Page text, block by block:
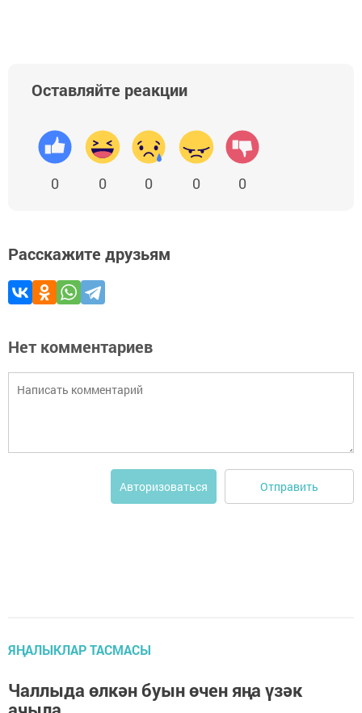
Оставляйте реакции
0 0 0 0 0
Расскажите друзьям
Нет комментариев
Авторизоваться Отправить
ЯҢАЛЫКЛАР ТАСМАСЫ
Чаллыда өлкән буын өчен яңа үзәк